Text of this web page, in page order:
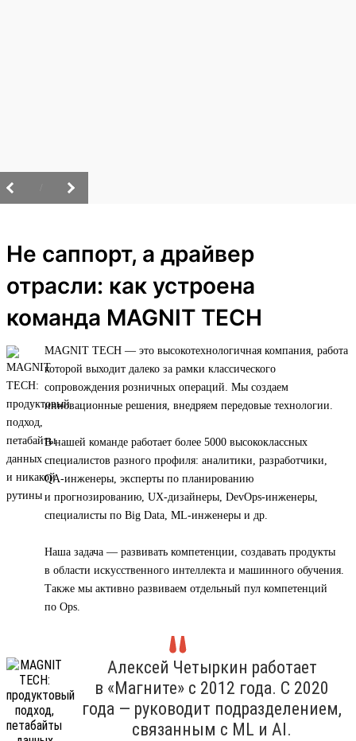
Не саппорт, а драйвер
отрасли: как устроена
команда MAGNIT TECH
MAGNIT TECH — это высокотехнологичная компания, работа
которой выходит далеко за рамки классического
сопровождения розничных операций. Мы создаем
инновационные решения, внедряем передовые технологии.
В нашей команде работает более 5000 высококлассных
специалистов разного профиля: аналитики, разработчики,
QA-инженеры, эксперты по планированию
и прогнозированию, UX-дизайнеры, DevOps-инженеры,
специалисты по Big Data, ML-инженеры и др.
Наша задача — развивать компетенции, создавать продукты
в области искусственного интеллекта и машинного обучения.
Также мы активно развиваем отдельный пул компетенций
по Ops.
Алексей Четыркин работает
в «Магните» с 2012 года. С 2020
года — руководит подразделением,
связанным с ML и AI.